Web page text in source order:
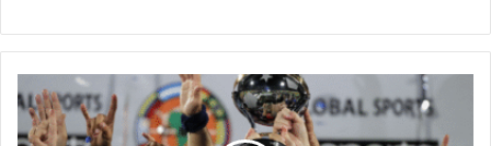
Rivarola
niega